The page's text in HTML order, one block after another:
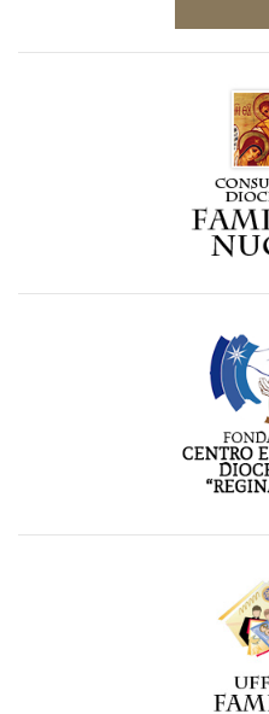
Visita il sito del
Visita il sito del Centro
Visita la pagina dell'Ufficio
della